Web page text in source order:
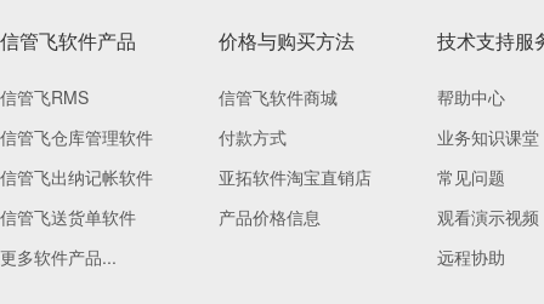
信管飞软件产品
信管飞RMS
信管飞仓库管理软件
信管飞出纳记帐软件
信管飞送货单软件
更多软件产品...
价格与购买方法
信管飞软件商城
付款方式
亚拓软件淘宝直销店
产品价格信息
技术支持服
帮助中心
业务知识课堂
常见问题
观看演示视频
远程协助